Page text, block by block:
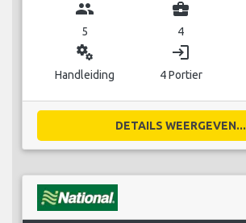
group
5
business_center
4
miscellaneous_services
Handleiding
login
4 Portier
DETAILS WEERGEVEN...